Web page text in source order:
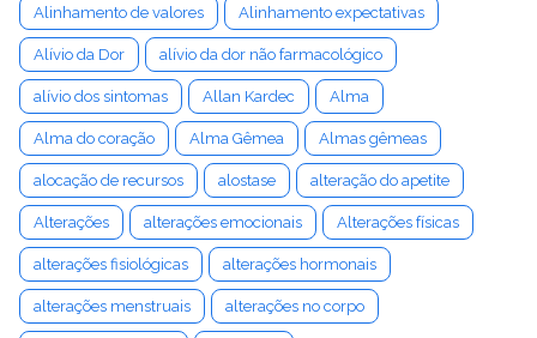
Alinhamento de valores Alinhamento expectativas
Alívio da Dor alívio da dor não farmacológico
alívio dos sintomas Allan Kardec Alma
Alma do coração Alma Gêmea Almas gêmeas
alocação de recursos alostase alteração do apetite
Alterações alterações emocionais Alterações físicas
alterações fisiológicas alterações hormonais
alterações menstruais alterações no corpo